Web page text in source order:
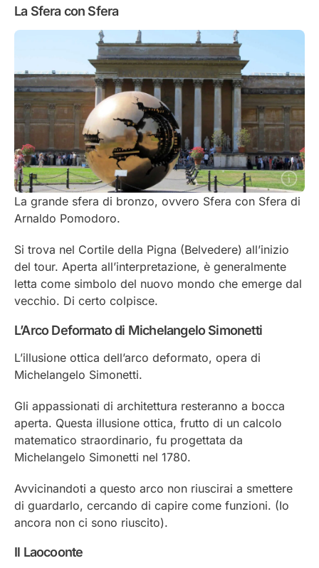
La Sfera con Sfera
La grande sfera di bronzo, ovvero Sfera con Sfera di
Arnaldo Pomodoro.
Si trova nel Cortile della Pigna (Belvedere) all’inizio
del tour. Aperta all’interpretazione, è generalmente
letta come simbolo del nuovo mondo che emerge dal
vecchio. Di certo colpisce.
L’Arco Deformatodi Michelangelo Simonetti
L’illusione ottica dell’arco deformato, opera di
Michelangelo Simonetti.
Gli appassionati di architettura resteranno a bocca
aperta. Questa illusione ottica, frutto di un calcolo
matematico straordinario, fu progettata da
Michelangelo Simonetti nel 1780.
Avvicinandoti a questo arco non riuscirai a smettere
di guardarlo, cercando di capire come funzioni. (Io
ancora non ci sono riuscito).
Il Laocoonte